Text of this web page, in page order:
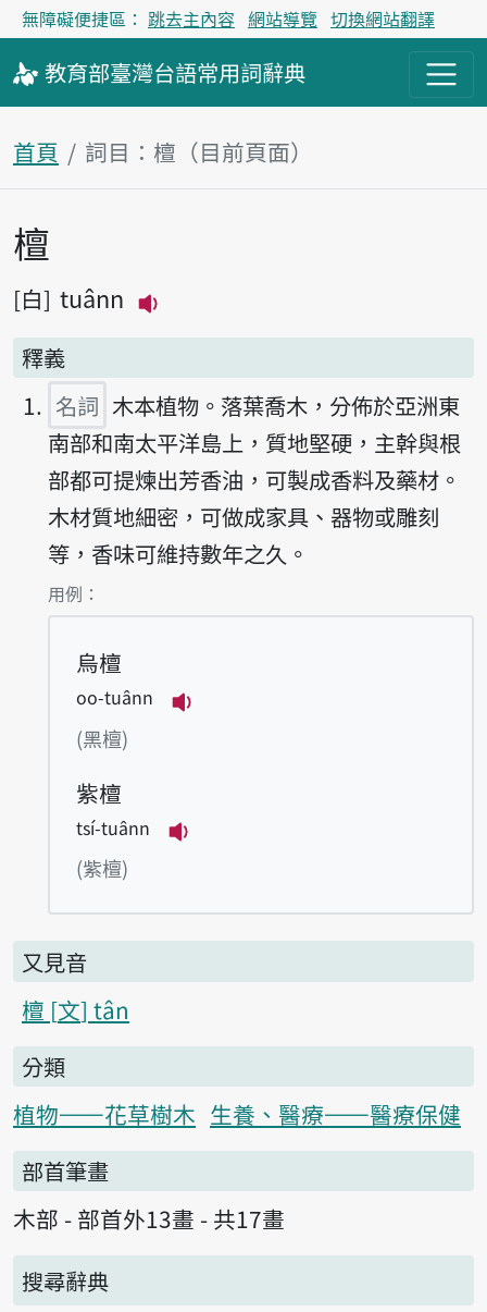
無障礙便捷區： 跳去主內容 網站導覽 切換網站翻譯
教育部臺灣台語常用詞辭典
首頁 詞目：檀（目前頁面）
主內容區塊
檀
白 tuânn
釋義
名詞 木本植物。落葉喬木，分佈於亞洲東
南部和南太平洋島上，質地堅硬，主幹與根
部都可提煉出芳香油，可製成香料及藥材。
木材質地細密，可做成家具、器物或雕刻
等，香味可維持數年之久。
第1項釋義的
用例：
烏檀
oo-tuânn
(黑檀)
紫檀
tsí-tuânn
(紫檀)
又見音
檀 文 tân
分類
植物——花草樹木 生養、醫療——醫療保健
部首筆畫
木部 - 部首外13畫 - 共17畫
搜尋辭典